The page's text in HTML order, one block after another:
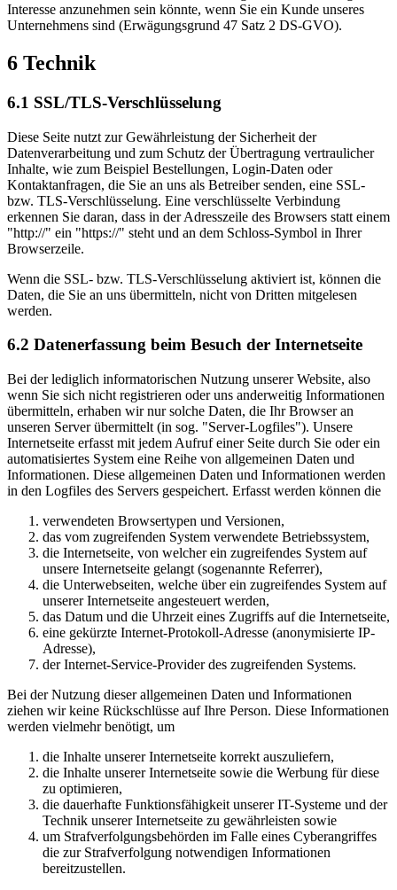
Interesse anzunehmen sein könnte, wenn Sie ein Kunde unseres
Unternehmens sind (Erwägungsgrund 47 Satz 2 DS-GVO).
6 Technik
6.1 SSL/TLS-Verschlüsselung
Diese Seite nutzt zur Gewährleistung der Sicherheit der
Datenverarbeitung und zum Schutz der Übertragung vertraulicher
Inhalte, wie zum Beispiel Bestellungen, Login-Daten oder
Kontaktanfragen, die Sie an uns als Betreiber senden, eine SSL-
bzw. TLS-Verschlüsselung. Eine verschlüsselte Verbindung
erkennen Sie daran, dass in der Adresszeile des Browsers statt einem
"http://" ein "https://" steht und an dem Schloss-Symbol in Ihrer
Browserzeile.
Wenn die SSL- bzw. TLS-Verschlüsselung aktiviert ist, können die
Daten, die Sie an uns übermitteln, nicht von Dritten mitgelesen
werden.
6.2 Datenerfassung beim Besuch der Internetseite
Bei der lediglich informatorischen Nutzung unserer Website, also
wenn Sie sich nicht registrieren oder uns anderweitig Informationen
übermitteln, erhaben wir nur solche Daten, die Ihr Browser an
unseren Server übermittelt (in sog. "Server-Logfiles"). Unsere
Internetseite erfasst mit jedem Aufruf einer Seite durch Sie oder ein
automatisiertes System eine Reihe von allgemeinen Daten und
Informationen. Diese allgemeinen Daten und Informationen werden
in den Logfiles des Servers gespeichert. Erfasst werden können die
verwendeten Browsertypen und Versionen,
das vom zugreifenden System verwendete Betriebssystem,
die Internetseite, von welcher ein zugreifendes System auf
unsere Internetseite gelangt (sogenannte Referrer),
die Unterwebseiten, welche über ein zugreifendes System auf
unserer Internetseite angesteuert werden,
das Datum und die Uhrzeit eines Zugriffs auf die Internetseite,
eine gekürzte Internet-Protokoll-Adresse (anonymisierte IP-
Adresse),
der Internet-Service-Provider des zugreifenden Systems.
Bei der Nutzung dieser allgemeinen Daten und Informationen
ziehen wir keine Rückschlüsse auf Ihre Person. Diese Informationen
werden vielmehr benötigt, um
die Inhalte unserer Internetseite korrekt auszuliefern,
die Inhalte unserer Internetseite sowie die Werbung für diese
zu optimieren,
die dauerhafte Funktionsfähigkeit unserer IT-Systeme und der
Technik unserer Internetseite zu gewährleisten sowie
um Strafverfolgungsbehörden im Falle eines Cyberangriffes
die zur Strafverfolgung notwendigen Informationen
bereitzustellen.